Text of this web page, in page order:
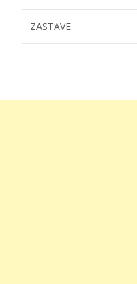
ZASTAVE